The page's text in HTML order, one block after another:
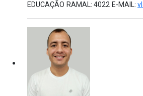
EDUCAÇÃO RAMAL: 4022 E-MAIL: